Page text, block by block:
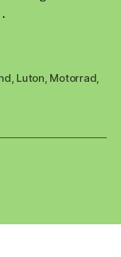
.
, Luton, Motorrad,